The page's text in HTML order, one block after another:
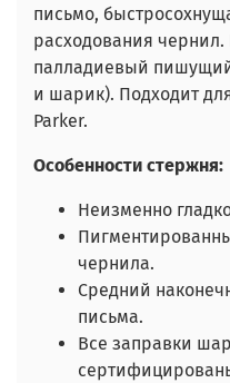
письмо,
расходования
палладиевый
и шарик). Подходит
Parker.
Особенности стержня:
Неизменно
чернила.
Средний
письма.
Все заправки